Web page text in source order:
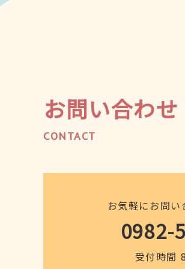
お問い合わせ
CONTACT
お気軽にお問
0982-
受付時間